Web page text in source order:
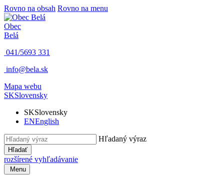
Rovno na obsah Rovno na menu
Obec
Belá
041/5693 331
info@bela.sk
Mapa webu
SKSlovensky
SKSlovensky
ENEnglish
Hľadaný výraz
Hľadať
rozšírené vyhľadávanie
Menu